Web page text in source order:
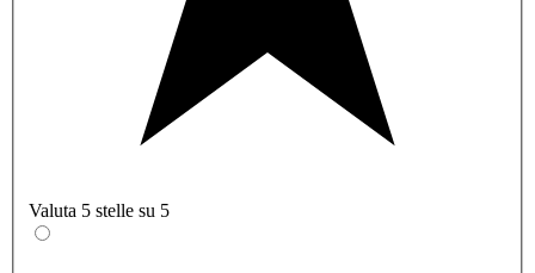
Valuta 5 stelle su 5